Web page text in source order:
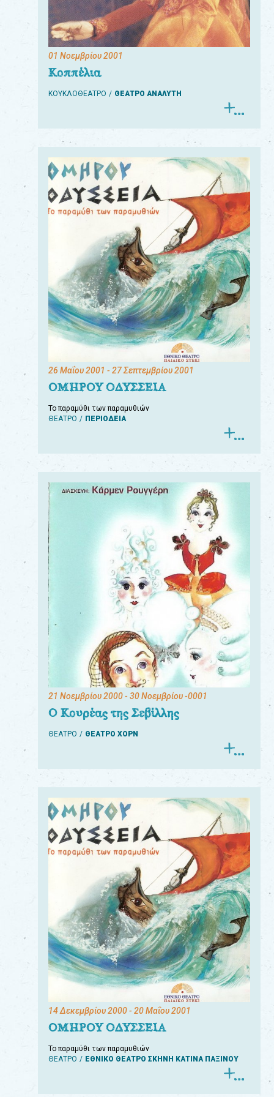
01 Νοεμβρίου 2001
Κοππέλια
ΚΟΥΚΛΟΘΕΑΤΡΟ ΘΕΑΤΡΟ ΑΝΑΛΥΤΗ
26 Μαΐου 2001 - 27 Σεπτεμβρίου 2001
ΟΜΗΡΟΥ ΟΔΥΣΣΕΙΑ
Το παραμύθι των παραμυθιών
ΘΕΑΤΡΟ
ΠΕΡΙΟΔΕΙΑ
21 Νοεμβρίου 2000- 30 Νοεμβρίου -0001
Ο Κουρέας της Σεβίλλης
ΘΕΑΤΡΟ ΘΕΑΤΡΟ ΧΟΡΝ
14 Δεκεμβρίου 2000- 20 Μαΐου 2001
ΟΜΗΡΟΥ ΟΔΥΣΣΕΙΑ
Το παραμύθι των παραμυθιών
ΘΕΑΤΡΟ
ΕΘΝΙΚΟ ΘΕΑΤΡΟ ΣΚΗΝΗ ΚΑΤΙΝΑ ΠΑΞΙΝΟΥ
συλλόγους
παραγωγούς
συνεργάτες